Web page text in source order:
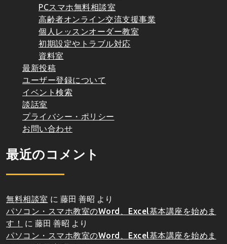
PCスマホ無料相談室
高齢者オンライン交流支援事業
個人レッスンオーダー教室
初期設定やトラブル対応
資料室
最新投稿
ユーザー登録について
イベント検索
談話室
プライバシー・ポリシー
お問い合わせ
最近のコメント
無料相談室 に 藤田 善昭 より
パソコン・スマホ教室のWord、Excel基本講座を始めま
す！
に 藤田 善昭 より
パソコン・スマホ教室のWord、Excel基本講座を始めま